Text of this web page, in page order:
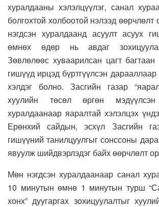
хуралдааны хэлэлцүүлэг, санал
болгохтой холбоотой нэлээд
нэгдсэн хуралдаанд асуулт асуух
өмнөх өдөр нь авдаг
Зөвлөлөөс хуваарилсан цагт
гишүүд ирцэд бүртгүүлсэн дарааллаар
хэлдэг болно. Засгийн газар
хуулийн төсөл өргөн
хуралдаанаар яаралтай хэлэлцэх
Ерөнхий сайдын, эсхүл Засгийн
гишүүний танилцуулгыг сонссоны
явуулж шийдвэрлэдэг байх өөрчлөлт
Мөн нэгдсэн хуралдаанаар санал
10 минутын өмнө 1 минутын турш
хонх” дуугаргах зохицуулалтыг